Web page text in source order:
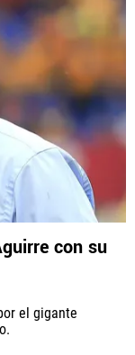
con su
el gigante